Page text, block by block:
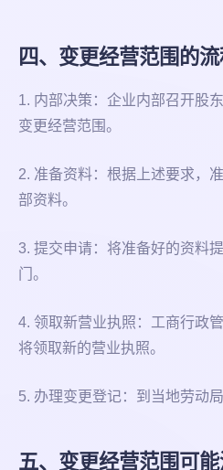
四、变更经营范围的
1. 内部决策：企业内部召开股
变更经营范围。
2. 准备资料：根据上述要求，
部资料。
3. 提交申请：将准备好的资料
门。
4. 领取新营业执照：工商行政
将领取新的营业执照。
5. 办理变更登记：到当地劳动
五、变更经营范围可